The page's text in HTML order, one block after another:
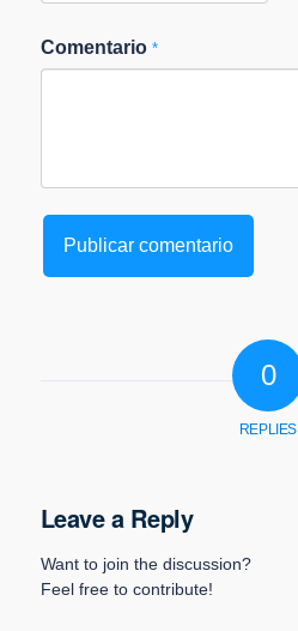
Comentario *
0
REPLIES
Leave a Reply
Want to join the discussion?
Feel free to contribute!